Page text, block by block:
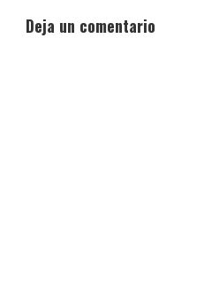
Deja un comentario